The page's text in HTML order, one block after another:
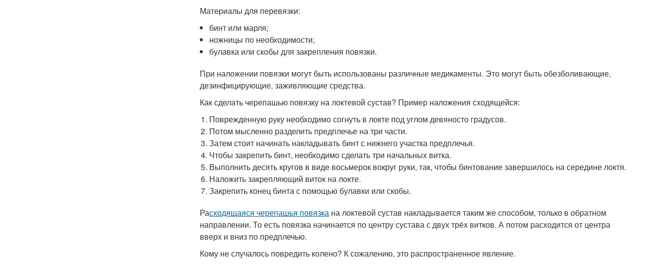
Материалы для перевязки:
бинт или марля;
ножницы по необходимости;
булавка или скобы для закрепления повязки.
При наложении повязки могут быть использованы различные медикаменты. Это могут быть обезболивающие,
дезинфицирующие, заживляющие средства.
Как сделать черепашью повязку на локтевой сустав? Пример наложения сходящейся:
Поврежденную руку необходимо согнуть в локте под углом девяносто градусов.
Потом мысленно разделить предплечье на три части.
Затем стоит начинать накладывать бинт с нижнего участка предплечья.
Чтобы закрепить бинт, необходимо сделать три начальных витка.
Выполнить десять кругов в виде восьмерок вокруг руки, так, чтобы бинтование завершилось на середине локтя.
Наложить закрепляющий виток на локте.
Закрепить конец бинта с помощью булавки или скобы.
Расходящаяся черепашья повязка на локтевой сустав накладывается таким же способом, только в обратном
направлении. То есть повязка начинается по центру сустава с двух трёх витков. А потом расходится от центра
вверх и вниз по предплечью.
Кому не случалось повредить колено? К сожалению, это распространенное явление.